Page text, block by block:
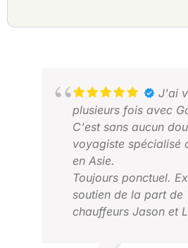
J'ai
plusieurs fois avec
C'est sans aucun
voyagiste spécialisé
en Asie.
Toujours ponctuel.
soutien de la part de
chauffeurs Jason et